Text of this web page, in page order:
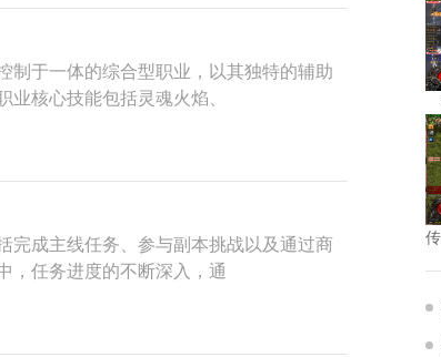
制于一体的综合型职业，以其独特的辅助
核心技能包括灵魂火焰、
完成主线任务、参与副本挑战以及通过商
，任务进度的不断深入，通